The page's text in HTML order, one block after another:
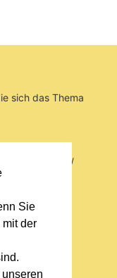
Sie
mit der
sich das Thema
Biere